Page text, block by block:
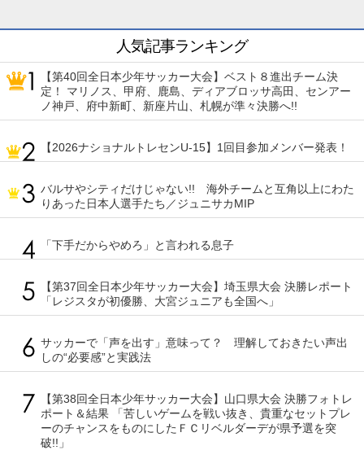
人気記事ランキング
【第40回全日本少年サッカー大会】ベスト８進出チーム決
定！ マリノス、甲府、鹿島、ディアブロッサ高田、センアー
ノ神戸、府中新町、新座片山、札幌が準々決勝へ!!
【2026ナショナルトレセンU-15】1回目参加メンバー発表！
バルサやシティだけじゃない!! 海外チームと互角以上にわた
りあった日本人選手たち／ジュニサカMIP
「下手だからやめろ」と言われる息子
【第37回全日本少年サッカー大会】埼玉県大会 決勝レポート
「レジスタが初優勝、大宮ジュニアも全国へ」
サッカーで「声を出す」意味って？ 理解しておきたい声出
しの“必要感”と実践法
【第38回全日本少年サッカー大会】山口県大会 決勝フォトレ
ポート＆結果 「苦しいゲームを戦い抜き、貴重なセットプレ
ーのチャンスをものにしたＦＣリベルダーデが県予選を突
破!!」